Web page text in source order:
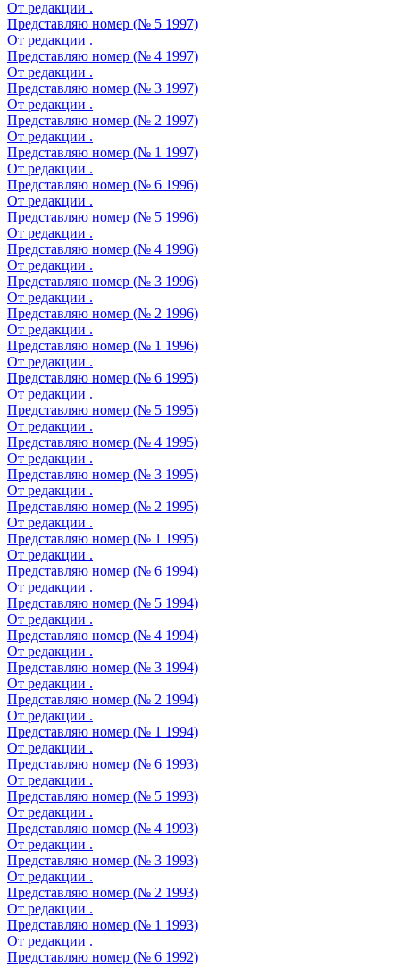
От редакции .
Представляю номер (№ 5 1997)
От редакции .
Представляю номер (№ 4 1997)
От редакции .
Представляю номер (№ 3 1997)
От редакции .
Представляю номер (№ 2 1997)
От редакции .
Представляю номер (№ 1 1997)
От редакции .
Представляю номер (№ 6 1996)
От редакции .
Представляю номер (№ 5 1996)
От редакции .
Представляю номер (№ 4 1996)
От редакции .
Представляю номер (№ 3 1996)
От редакции .
Представляю номер (№ 2 1996)
От редакции .
Представляю номер (№ 1 1996)
От редакции .
Представляю номер (№ 6 1995)
От редакции .
Представляю номер (№ 5 1995)
От редакции .
Представляю номер (№ 4 1995)
От редакции .
Представляю номер (№ 3 1995)
От редакции .
Представляю номер (№ 2 1995)
От редакции .
Представляю номер (№ 1 1995)
От редакции .
Представляю номер (№ 6 1994)
От редакции .
Представляю номер (№ 5 1994)
От редакции .
Представляю номер (№ 4 1994)
От редакции .
Представляю номер (№ 3 1994)
От редакции .
Представляю номер (№ 2 1994)
От редакции .
Представляю номер (№ 1 1994)
От редакции .
Представляю номер (№ 6 1993)
От редакции .
Представляю номер (№ 5 1993)
От редакции .
Представляю номер (№ 4 1993)
От редакции .
Представляю номер (№ 3 1993)
От редакции .
Представляю номер (№ 2 1993)
От редакции .
Представляю номер (№ 1 1993)
От редакции .
Представляю номер (№ 6 1992)